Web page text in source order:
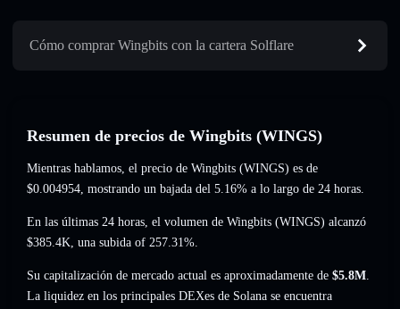
Cómo comprar Wingbits con la cartera Solflare
Resumen de precios de Wingbits (WINGS)
Mientras hablamos, el precio de Wingbits (WINGS) es de
$0.004954, mostrando un bajada del 5.16% a lo largo de 24 horas.
En las últimas 24 horas, el volumen de Wingbits (WINGS) alcanzó
$385.4K, una subida of 257.31%.
Su capitalización de mercado actual es aproximadamente de $5.8M.
La liquidez en los principales DEXes de Solana se encuentra